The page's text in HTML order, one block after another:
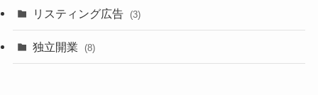
リスティング広告 (3)
独立開業 (8)